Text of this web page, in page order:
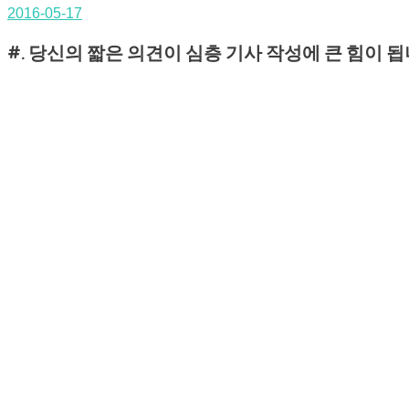
2016-05-17
#. 당신의 짧은 의견이 심층 기사 작성에 큰 힘이